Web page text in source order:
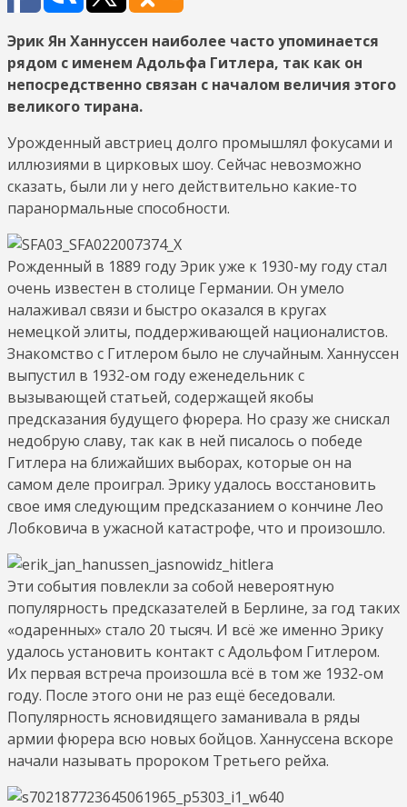
Эрик Ян Ханнуссен наиболее часто упоминается
рядом с именем Адольфа Гитлера, так как он
непосредственно связан с началом величия этого
великого тирана.
Урожденный австриец долго промышлял фокусами и
иллюзиями в цирковых шоу. Сейчас невозможно
сказать, были ли у него действительно какие-то
паранормальные способности.
Рожденный в 1889 году Эрик уже к 1930-му году стал
очень известен в столице Германии. Он умело
налаживал связи и быстро оказался в кругах
немецкой элиты, поддерживающей националистов.
Знакомство с Гитлером было не случайным. Ханнуссен
выпустил в 1932-ом году еженедельник с
вызывающей статьей, содержащей якобы
предсказания будущего фюрера. Но сразу же снискал
недобрую славу, так как в ней писалось о победе
Гитлера на ближайших выборах, которые он на
самом деле проиграл. Эрику удалось восстановить
свое имя следующим предсказанием о кончине Лео
Лобковича в ужасной катастрофе, что и произошло.
Эти события повлекли за собой невероятную
популярность предсказателей в Берлине, за год таких
«одаренных» стало 20 тысяч. И всё же именно Эрику
удалось установить контакт с Адольфом Гитлером.
Их первая встреча произошла всё в том же 1932-ом
году. После этого они не раз ещё беседовали.
Популярность ясновидящего заманивала в ряды
армии фюрера всю новых бойцов. Ханнуссена вскоре
начали называть пророком Третьего рейха.